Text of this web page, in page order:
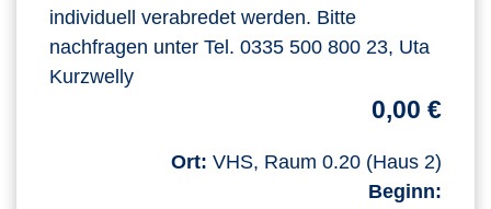
individuell verabredet werden. Bitte
nachfragen unter Tel. 0335 500 800 23, Uta
Kurzwelly
0,00 €
Ort: VHS, Raum 0.20 (Haus 2)
Beginn: